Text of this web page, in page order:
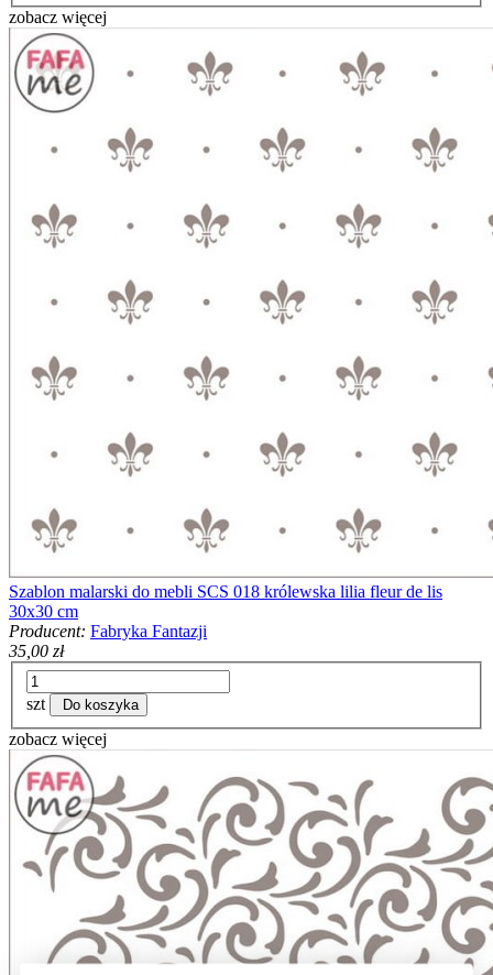
zobacz więcej
Szablon malarski do mebli SCS 018 królewska lilia fleur de lis
30x30 cm
Producent: Fabryka Fantazji
35,00 zł
szt Do koszyka
zobacz więcej